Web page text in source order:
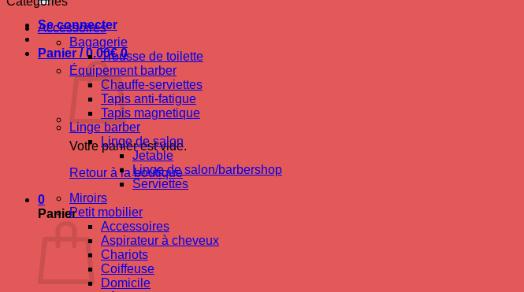
Se connecter
Panier /0.00€ 0
Votre panier est vide.
Retour à la boutique
0
Panier
Accessoires
Bagagerie
Trousse de toilette
Équipement barber
Chauffe-serviettes
Tapis anti-fatigue
Tapis magnetique
Linge barber
Linge de salon
Jetable
Linge de salon/barbershop
Serviettes
Miroirs
Petit mobilier
Accessoires
Aspirateur à cheveux
Chariots
Coiffeuse
Domicile